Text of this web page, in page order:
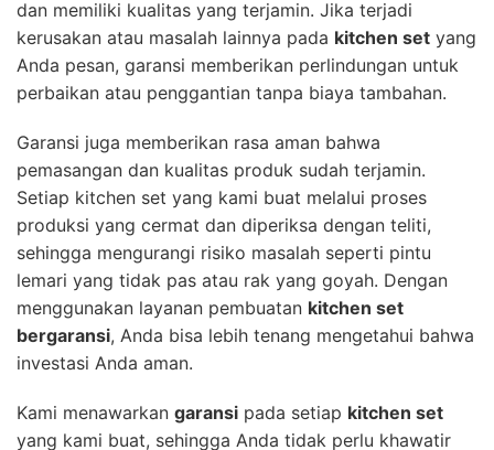
dan memiliki kualitas yang terjamin. Jika terjadi
kerusakan atau masalah lainnya pada kitchen set yang
Anda pesan, garansi memberikan perlindungan untuk
perbaikan atau penggantian tanpa biaya tambahan.
Garansi juga memberikan rasa aman bahwa
pemasangan dan kualitas produk sudah terjamin.
Setiap kitchen set yang kami buat melalui proses
produksi yang cermat dan diperiksa dengan teliti,
sehingga mengurangi risiko masalah seperti pintu
lemari yang tidak pas atau rak yang goyah. Dengan
menggunakan layanan pembuatan kitchen set
bergaransi, Anda bisa lebih tenang mengetahui bahwa
investasi Anda aman.
Kami menawarkan garansi pada setiap kitchen set
yang kami buat, sehingga Anda tidak perlu khawatir